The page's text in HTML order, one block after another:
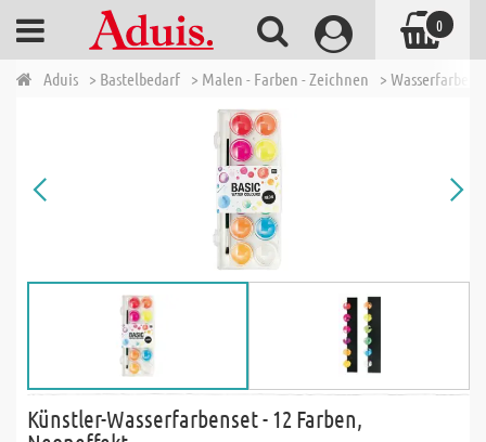
Aduis > Bastelbedarf > Malen - Farben - Zeichnen > Wasserfarben
Künstler-Wasserfarbenset - 12 Farben,
0